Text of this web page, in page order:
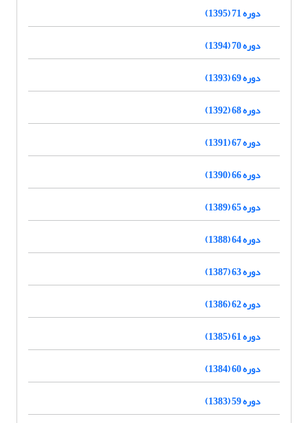
دوره 71 (1395)
دوره 70 (1394)
دوره 69 (1393)
دوره 68 (1392)
دوره 67 (1391)
دوره 66 (1390)
دوره 65 (1389)
دوره 64 (1388)
دوره 63 (1387)
دوره 62 (1386)
دوره 61 (1385)
دوره 60 (1384)
دوره 59 (1383)